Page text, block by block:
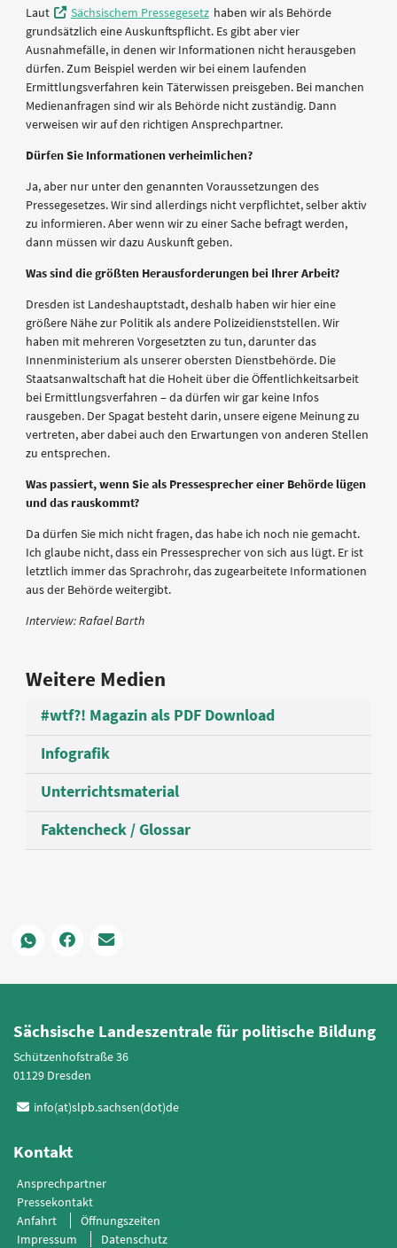
Laut
Sächsischem Pressegesetz haben wir als Behörde
grundsätzlich eine Auskunftspflicht. Es gibt aber vier
Ausnahmefälle, in denen wir Informationen nicht herausgeben
dürfen. Zum Beispiel werden wir bei einem laufenden
Ermittlungsverfahren kein Täterwissen preisgeben. Bei manchen
Medienanfragen sind wir als Behörde nicht zuständig. Dann
verweisen wir auf den richtigen Ansprechpartner.
Dürfen Sie Informationen verheimlichen?
Ja, aber nur unter den genannten Voraussetzungen des
Pressegesetzes. Wir sind allerdings nicht verpflichtet, selber aktiv
zu informieren. Aber wenn wir zu einer Sache befragt werden,
dann müssen wir dazu Auskunft geben.
Was sind die größten Herausforderungen bei Ihrer Arbeit?
Dresden ist Landeshauptstadt, deshalb haben wir hier eine
größere Nähe zur Politik als andere Polizeidienststellen. Wir
haben mit mehreren Vorgesetzten zu tun, darunter das
Innenministerium als unserer obersten Dienstbehörde. Die
Staatsanwaltschaft hat die Hoheit über die Öffentlichkeitsarbeit
bei Ermittlungsverfahren – da dürfen wir gar keine Infos
rausgeben. Der Spagat besteht darin, unsere eigene Meinung zu
vertreten, aber dabei auch den Erwartungen von anderen Stellen
zu entsprechen.
Was passiert, wenn Sie als Pressesprecher einer Behörde lügen
und das rauskommt?
Da dürfen Sie mich nicht fragen, das habe ich noch nie gemacht.
Ich glaube nicht, dass ein Pressesprecher von sich aus lügt. Er ist
letztlich immer das Sprachrohr, das zugearbeitete Informationen
aus der Behörde weitergibt.
Interview: Rafael Barth
Weitere Medien
#wtf?! Magazin als PDF Download
Infografik
Unterrichtsmaterial
Faktencheck / Glossar
Sächsische Landeszentrale für politische Bildung
Schützenhofstraße 36
01129 Dresden
info(at)slpb.sachsen(dot)de
Kontakt
Ansprechpartner
Pressekontakt
Anfahrt
Öffnungszeiten
Impressum
Datenschutz